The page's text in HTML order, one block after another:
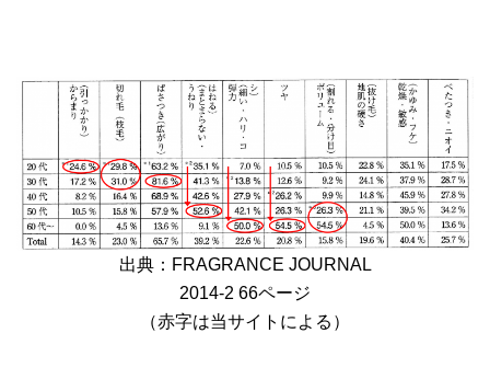
出典：FRAGRANCE JOURNAL
2014-2 66ページ
（赤字は当サイトによる）